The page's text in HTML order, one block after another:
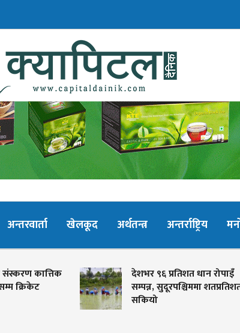
अन्तरवार्ता खेलकूद अर्थतन्त्र अन्तर्राष्ट्रिय
देशभर ९६ प्रतिशत धान रोपाइँ
सम्पन्न, सुदूरपश्चिममा शतप्रतिशत
सकियो